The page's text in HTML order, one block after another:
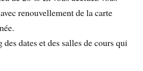
renouvellement de la carte
dates et des salles de cours qui